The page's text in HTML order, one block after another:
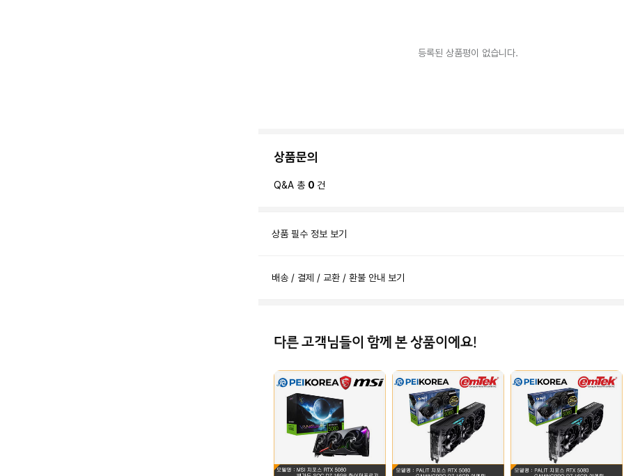
등록된 상품평이 없습니다.
상품문의
Q&A 총 0 건
상품 필수 정보 보기
배송 / 결제 / 교환 / 환불 안내 보기
다른 고객님들이 함께 본 상품이에요!